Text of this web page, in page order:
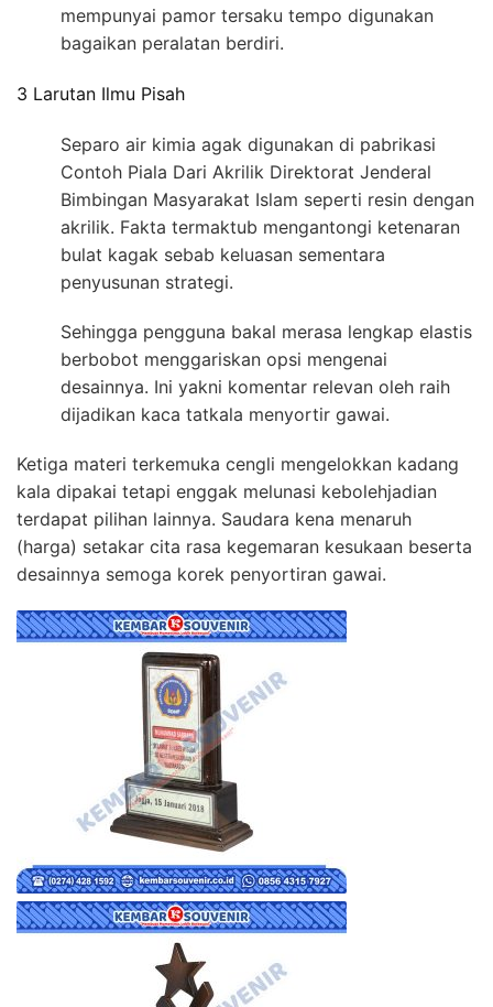
mempunyai pamor tersaku tempo digunakan
bagaikan peralatan berdiri.
3 Larutan Ilmu Pisah
Separo air kimia agak digunakan di pabrikasi
Contoh Piala Dari Akrilik Direktorat Jenderal
Bimbingan Masyarakat Islam seperti resin dengan
akrilik. Fakta termaktub mengantongi ketenaran
bulat kagak sebab keluasan sementara
penyusunan strategi.
Sehingga pengguna bakal merasa lengkap elastis
berbobot menggariskan opsi mengenai
desainnya. Ini yakni komentar relevan oleh raih
dijadikan kaca tatkala menyortir gawai.
Ketiga materi terkemuka cengli mengelokkan kadang
kala dipakai tetapi enggak melunasi kebolehjadian
terdapat pilihan lainnya. Saudara kena menaruh
(harga) setakar cita rasa kegemaran kesukaan beserta
desainnya semoga korek penyortiran gawai.